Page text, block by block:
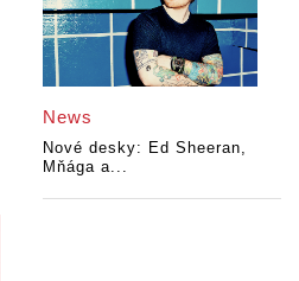
News
Nové desky: Ed Sheeran,
Mňága a...